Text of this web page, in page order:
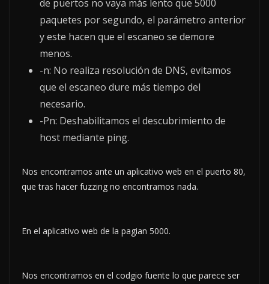
de puertos no vaya más lento que 5000
paquetes por segundo, el parámetro anterior
y este hacen que el escaneo se demore
menos.
-n: No realiza resolución de DNS, evitamos
que el escaneo dure más tiempo del
necesario.
-Pn: Deshabilitamos el descubrimiento de
host mediante ping.
Nos encontramos ante un aplicativo web en el puerto 80,
que tras hacer fuzzing no encontramos nada.
En el aplicativo web de la pagian 5000.
Nos encontramos en el codgio fuente lo que parece ser